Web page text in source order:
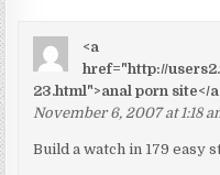
<a
href="http://
23.html">anal porn site</
November 6, 2007 at 1:18
Build a watch in 179 easy